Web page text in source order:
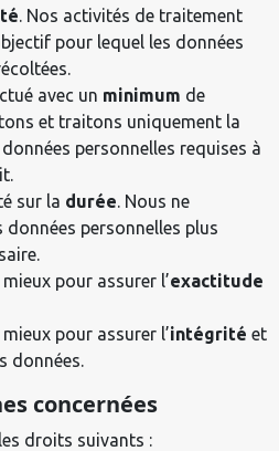
. Nos activités de traitement
pour lequel les données
avec un minimum de
et traitons uniquement la
personnelles requises à
sur la durée . Nous ne
personnelles plus
pour assurer l’exactitude
pour assurer l’intégrité et
données.
concernées
droits suivants :